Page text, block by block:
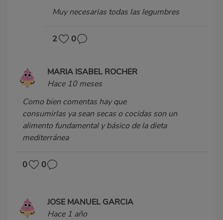
Muy necesarias todas las legumbres
2 0
MARIA ISABEL ROCHER
Hace 10 meses
Como bien comentas hay que
consumirlas ya sean secas o cocidas son un
alimento fundamental y básico de la dieta
mediterránea
0 0
JOSE MANUEL GARCIA
Hace 1 año